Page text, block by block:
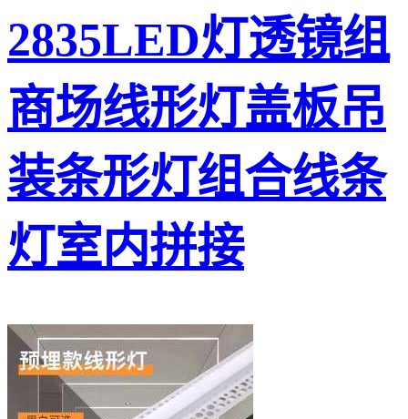
2835LED灯透镜组
商场线形灯盖板吊
装条形灯组合线条
灯室内拼接